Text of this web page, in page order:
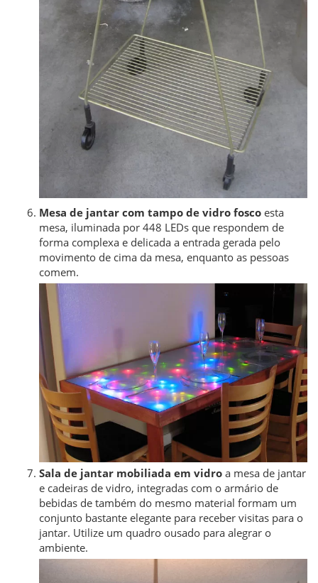
Mesa de jantar com tampo de vidro fosco esta
mesa, iluminada por 448 LEDs que respondem de
forma complexa e delicada a entrada gerada pelo
movimento de cima da mesa, enquanto as pessoas
comem.
Sala de jantar mobiliada em vidro a mesa de jantar
e cadeiras de vidro, integradas com o armário de
bebidas de também do mesmo material formam um
conjunto bastante elegante para receber visitas para o
jantar. Utilize um quadro ousado para alegrar o
ambiente.